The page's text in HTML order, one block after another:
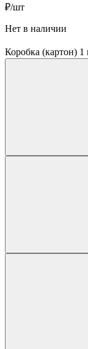
₽/шт
Нет в наличии
Коробка (картон)